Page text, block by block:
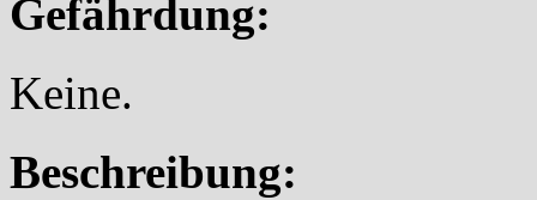
Gefährdung:
Keine.
Beschreibung: